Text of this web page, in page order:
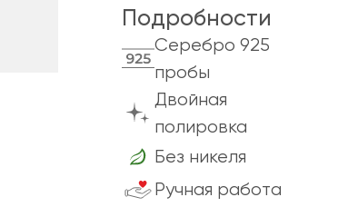
Подробности
Cеребро 925
пробы
Двойная
полировка
Без никеля
Ручная работа